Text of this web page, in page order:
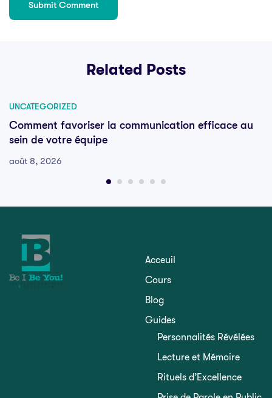
Related Posts
UNCATEGORIZED
Comment favoriser la communication efficace au
sein de votre équipe
août 8, 2026
Acceuil
Cours
Blog
Guides
Personnalités Révélées
Lecture et Mémoire
Rituels d’Excellence